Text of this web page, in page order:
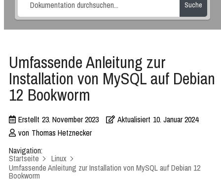
Suche
Umfassende Anleitung zur
Installation von MySQL auf Debian
12 Bookworm
Erstellt 23. November 2023 Aktualisiert 10. Januar 2024
von Thomas Hetznecker
Navigation:
Startseite
Linux
Umfassende Anleitung zur Installation von MySQL auf Debian 12
Bookworm